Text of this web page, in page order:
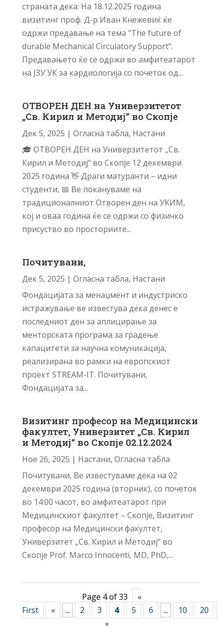
страната дека: На 18.12.2025 година
визитинг проф. Д-р Иван Кнежевиќ ќе
одржи предавање на тема "The future of
durable Mechanical Circulatory Support".
Предавањето ќе се одржи во амфитеатарот
на ЈЗУ УК за кардиологија со почеток од...
ОТВОРЕН ДЕН на Универзитетот
„Св. Кирил и Методиј“ во Скопје
Дек 5, 2025 | Огласна табла, Настани
🎓 ОТВОРЕН ДЕН на Универзитетот „Св.
Кирил и Методиј“ во Скопје 12 декември
2025 година 👋 Драги матуранти – идни
студенти, 📅 Ве покануваме на
традиционалниот Отворен ден на УКИМ,
кој и оваа година ќе се одржи со физичко
присуство во просториите...
Почитувани,
Дек 5, 2025 | Огласна табла, Настани
Фондацијата за менаџмент и индустриско
истражување ве известува дека денес е
последниот ден за аплицирање за
менторската програма за градење
капацитети за научна комуникација,
реализирана во рамки на европскиот
проект STREAM-IT. Почитувани,
Фондацијата за...
Визитинг професор на Медицински
факултет, Универзитет „Св. Кирил
и Методиј“ во Скопје 02.12.2024
Ное 26, 2025 | Настани, Огласна табла
Почитувани, Ве известуваме дека на 02
декември 2025 година (вторник), со почеток
во 14:00 часот, во амфитеатарот при
Медицинскиот факултет – Скопје, Визитинг
професор на Медицински факултет,
Универзитет „Св. Кирил и Методиј“ во
Скопје Prof. Marco Innocenti, MD, PhD,...
Page 4 of 33
«
First
« ... 2 3 4 5 6 ... 10
20
»